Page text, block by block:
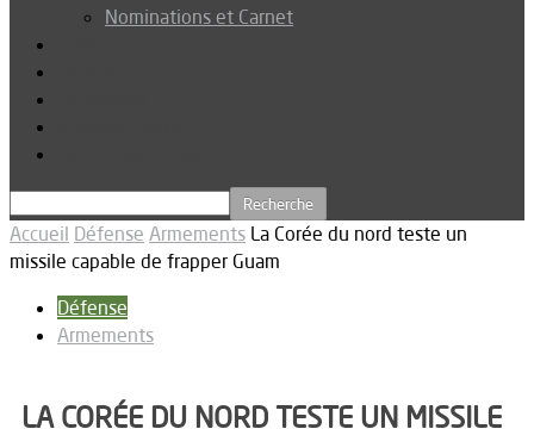
Nominations et Carnet
Accueil Défense Armements La Corée du nord teste un
missile capable de frapper Guam
Défense
Armements
LA CORÉE DU NORD TESTE UN MISSILE